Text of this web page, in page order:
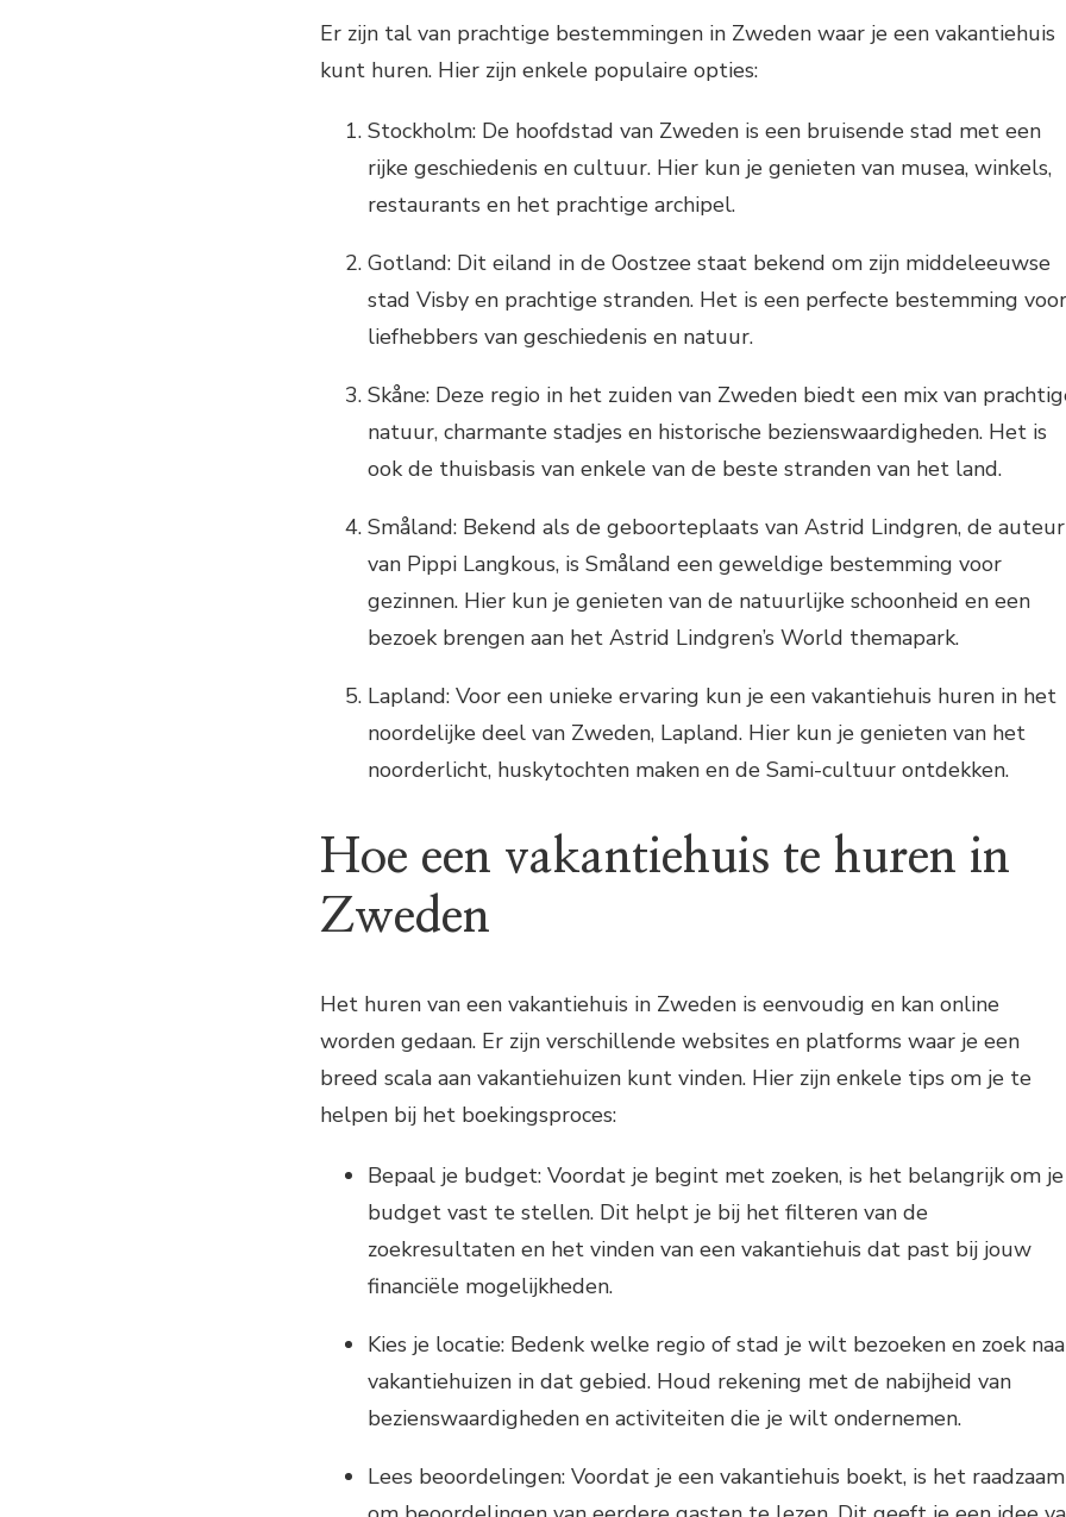
Er zijn tal van prachtige bestemmingen in Zweden waar je een vakantiehuis
kunt huren. Hier zijn enkele populaire opties:
Stockholm: De hoofdstad van Zweden is een bruisende stad met een
rijke geschiedenis en cultuur. Hier kun je genieten van musea, winkels,
restaurants en het prachtige archipel.
Gotland: Dit eiland in de Oostzee staat bekend om zijn middeleeuwse
stad Visby en prachtige stranden. Het is een perfecte bestemming voor
liefhebbers van geschiedenis en natuur.
Skåne: Deze regio in het zuiden van Zweden biedt een mix van
natuur, charmante stadjes en historische bezienswaardigheden. Het is
ook de thuisbasis van enkele van de beste stranden van het land.
Småland: Bekend als de geboorteplaats van Astrid Lindgren, de auteur
van Pippi Langkous, is Småland een geweldige bestemming voor
gezinnen. Hier kun je genieten van de natuurlijke schoonheid en een
bezoek brengen aan het Astrid Lindgren’s World themapark.
Lapland: Voor een unieke ervaring kun je een vakantiehuis huren in het
noordelijke deel van Zweden, Lapland. Hier kun je genieten van het
noorderlicht, huskytochten maken en de Sami-cultuur ontdekken.
Hoe een vakantiehuis te huren in
Zweden
Het huren van een vakantiehuis in Zweden is eenvoudig en kan online
worden gedaan. Er zijn verschillende websites en platforms waar je een
breed scala aan vakantiehuizen kunt vinden. Hier zijn enkele tips om je te
helpen bij het boekingsproces:
Bepaal je budget: Voordat je begint met zoeken, is het belangrijk om je
budget vast te stellen. Dit helpt je bij het filteren van de
zoekresultaten en het vinden van een vakantiehuis dat past bij jouw
financiële mogelijkheden.
Kies je locatie: Bedenk welke regio of stad je wilt bezoeken en zoek
vakantiehuizen in dat gebied. Houd rekening met de nabijheid van
bezienswaardigheden en activiteiten die je wilt ondernemen.
Lees beoordelingen: Voordat je een vakantiehuis boekt, is het raadzaam